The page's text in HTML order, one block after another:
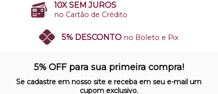
10X SEM JUROS
no Cartão de Crédito
5% DESCONTO no Boleto e Pix
Nosso site opera em ambiente
protegido
5% OFF para sua primeira compra!
Se cadastre em nosso site e receba em seu e-mail um
cupom exclusivo.